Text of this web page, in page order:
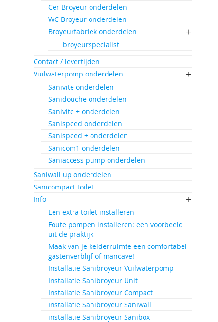
Cer Broyeur onderdelen
WC Broyeur onderdelen
Broyeurfabriek onderdelen
broyeurspecialist
Contact / levertijden
Vuilwaterpomp onderdelen
Sanivite onderdelen
Sanidouche onderdelen
Sanivite + onderdelen
Sanispeed onderdelen
Sanispeed + onderdelen
Sanicom1 onderdelen
Saniaccess pump onderdelen
Saniwall up onderdelen
Sanicompact toilet
Info
Een extra toilet installeren
Foute pompen installeren: een voorbeeld
uit de praktijk
Maak van je kelderruimte een comfortabel
gastenverblijf of mancave!
Installatie Sanibroyeur Vuilwaterpomp
Installatie Sanibroyeur Unit
Installatie Sanibroyeur Compact
Installatie Sanibroyeur Saniwall
installatie Sanibroyeur Sanibox